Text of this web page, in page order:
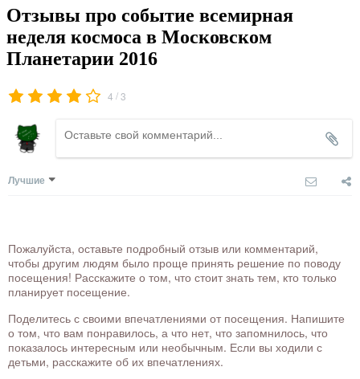
Отзывы про событие всемирная
неделя космоса в Московском
Планетарии 2016
4 /3
Лучшие
Пожалуйста, оставьте подробный отзыв или комментарий,
чтобы другим людям было проще принять решение по поводу
посещения! Расскажите о том, что стоит знать тем, кто только
планирует посещение.
Поделитесь с своими впечатлениями от посещения. Напишите
о том, что вам понравилось, а что нет, что запомнилось, что
показалось интересным или необычным. Если вы ходили с
детьми, расскажите об их впечатлениях.